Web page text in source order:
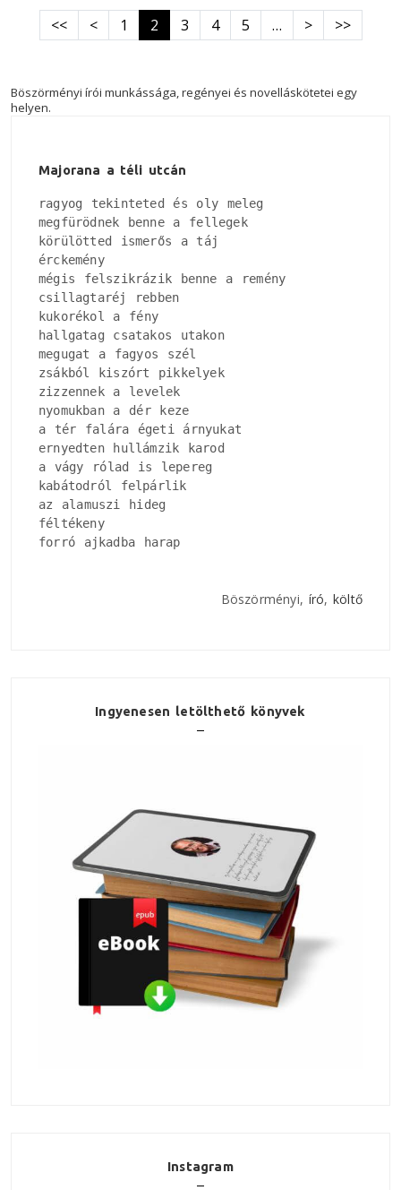
Oldalszámozás
Első oldal
<< Előző oldal
< 1 2 3 4 5 … Következő
> Utolsó
>>
Böszörményi írói munkássága, regényei és novelláskötetei egy
helyen.
Majorana a téli utcán
ragyog tekinteted és oly meleg
megfürödnek benne a fellegek
körülötted ismerős a táj
érckemény
mégis felszikrázik benne a remény
csillagtaréj rebben
kukorékol a fény
hallgatag csatakos utakon
megugat a fagyos szél
zsákból kiszórt pikkelyek
zizzennek a levelek
nyomukban a dér keze
a tér falára égeti árnyukat
ernyedten hullámzik karod
a vágy rólad is lepereg
kabátodról felpárlik
az alamuszi hideg
féltékeny
forró ajkadba harap
Böszörményi, író, költő
Ingyenesen letölthető könyvek
Instagram